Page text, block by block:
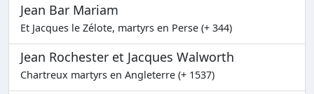
Jean Bar Mariam
Et Jacques le Zélote, martyrs en Perse (+ 344)
Jean Rochester et Jacques Walworth
Chartreux martyrs en Angleterre (+ 1537)